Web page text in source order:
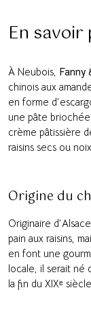
En savoir
À Neubois, Fanny
chinois aux
en forme
une pâte
crème pâtissière
raisins secs ou
Origine du
Originaire
pain aux raisins,
en font une
locale, il serait né
la fin du XIXᵉ siècle.